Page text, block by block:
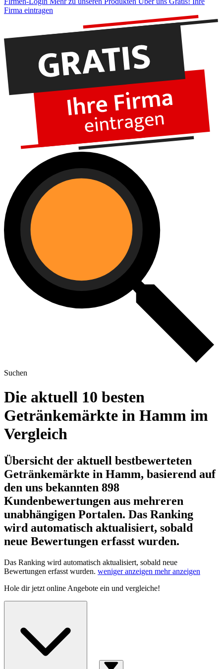
Firma eintragen
Suchen
Die aktuell 10 besten
Getränkemärkte in Hamm im
Vergleich
Übersicht der aktuell bestbewerteten
Getränkemärkte in Hamm, basierend auf
den uns bekannten 898
Kundenbewertungen aus mehreren
unabhängigen Portalen. Das Ranking
wird automatisch aktualisiert, sobald
neue Bewertungen erfasst wurden.
Das Ranking wird automatisch aktualisiert, sobald neue
Bewertungen erfasst wurden. weniger anzeigen mehr anzeigen
Hole dirjetzt online Angebote ein und vergleiche!